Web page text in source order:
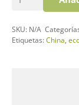
Mu
SKU: N/A
Etiquetas:China